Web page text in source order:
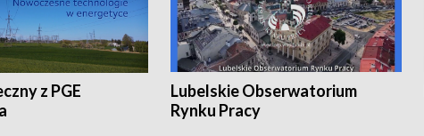
z PGE
Lubelskie Obserwatorium
Rynku Pracy